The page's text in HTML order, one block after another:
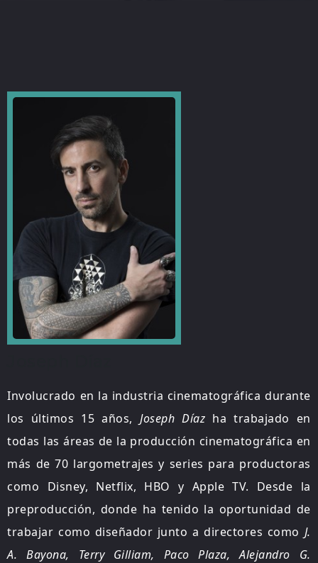
Involucrado en la industria cinematográfica durante
los últimos 15 años, Joseph Díaz ha trabajado en
todas las áreas de la producción cinematográfica en
más de 70 largometrajes y series para productoras
como Disney, Netflix, HBO y Apple TV. Desde la
preproducción, donde ha tenido la oportunidad de
trabajar como diseñador junto a directores como J.
A. Bayona, Terry Gilliam, Paco Plaza, Alejandro G.